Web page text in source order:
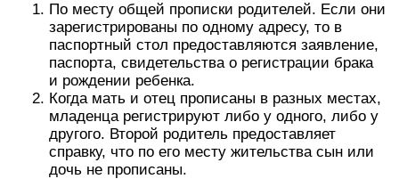
По месту общей прописки родителей. Если они
зарегистрированы по одному адресу, то в
паспортный стол предоставляются заявление,
паспорта, свидетельства о регистрации брака
и рождении ребенка.
Когда мать и отец прописаны в разных местах,
младенца регистрируют либо у одного, либо у
другого. Второй родитель предоставляет
справку, что по его месту жительства сын или
дочь не прописаны.